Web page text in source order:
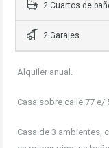
2 Cuartos de
2 Garajes
Alquiler anual.
Casa sobre calle 77 e/
Casa de 3 ambientes,